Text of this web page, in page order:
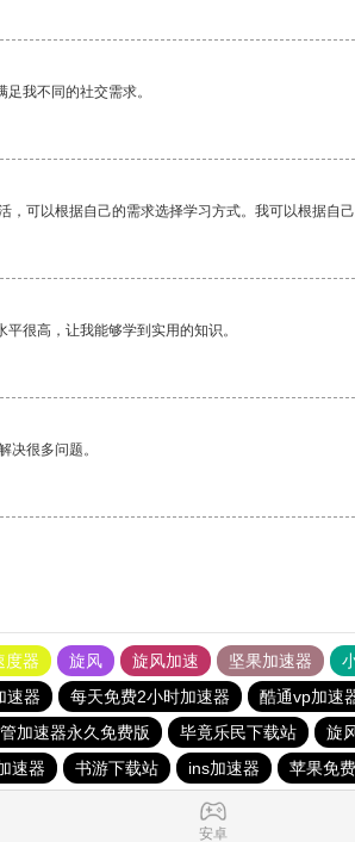
我不同的社交需求。
，可以根据自己的需求选择学习方式。我可以根据自己
很高，让我能够学到实用的知识。
决很多问题。
度器 旋风 旋风加速 坚果加速器
速器 每天免费2小时加速器 酷通vp加速
加速器永久免费版 毕竟乐民下载站 旋
速器 书游下载站 ins加速器 苹果免
安卓